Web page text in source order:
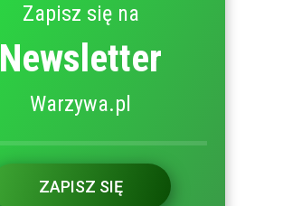
Zapisz się na
Newsletter
Warzywa.pl
ZAPISZ SIĘ